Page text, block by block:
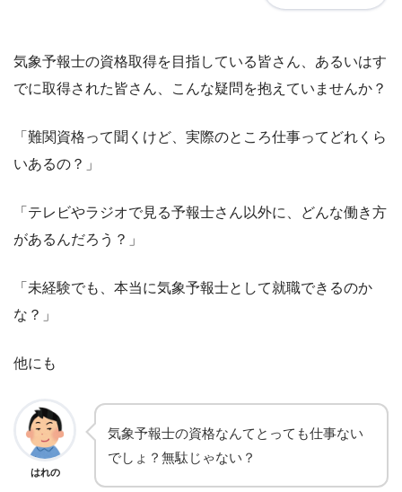
気象予報士の資格取得を目指している皆さん、あるいはす
でに取得された皆さん、こんな疑問を抱えていませんか？
「難関資格って聞くけど、実際のところ仕事ってどれくら
いあるの？」
「テレビやラジオで見る予報士さん以外に、どんな働き方
があるんだろう？」
「未経験でも、本当に気象予報士として就職できるのか
な？」
他にも
はれの
気象予報士の資格なんてとっても仕事ない
でしょ？無駄じゃない？